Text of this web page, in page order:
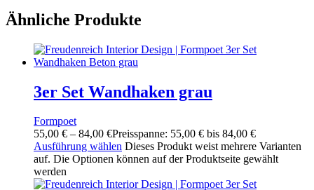
Ähnliche Produkte
3er Set Wandhaken grau
Formpoet
55,00 € – 84,00 €Preisspanne: 55,00 € bis 84,00 €
Ausführung wählen Dieses Produkt weist mehrere Varianten
auf. Die Optionen können auf der Produktseite gewählt
werden